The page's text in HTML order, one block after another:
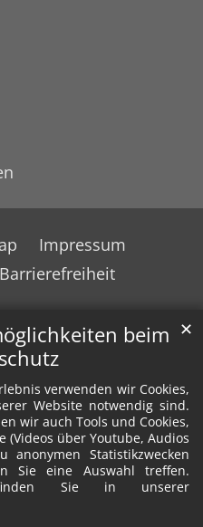
beim
verwenden wir Cookies,
Website notwendig sind.
wir auch Tools und Cookies,
(Videos über Youtube, Audios
Statistikzwecken
Sie eine Auswahl treffen.
finden Sie in unserer
✕
Impressum
Barrierefreiheit